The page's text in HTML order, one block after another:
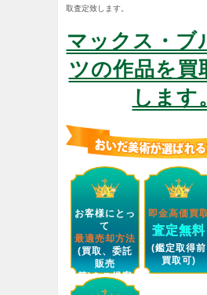
取査定致します。
マックス・ブ
ツの作品を買
します。
お客様にとっ
て
最適売却方法
(買取、委託
販売
等)をご提案
します。
即金高価買取
査定無料
(鑑定取得前
買取可)